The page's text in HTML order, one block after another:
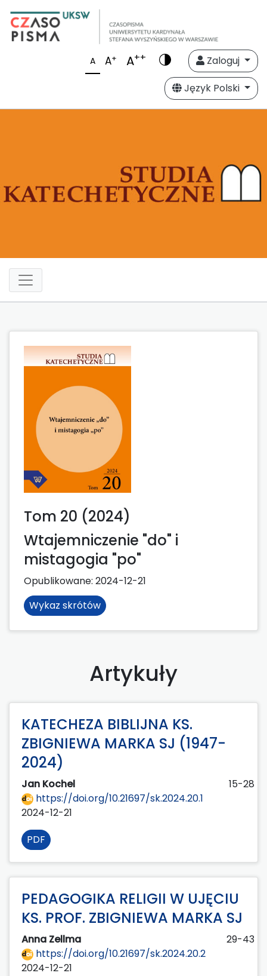
A A+ A++
Zaloguj
Język Polski
Tom 20 (2024)
Wtajemniczenie "do" i
mistagogia "po"
Opublikowane: 2024-12-21
Wykaz skrótów
Artykuły
KATECHEZA BIBLIJNA KS.
ZBIGNIEWA MARKA SJ (1947-
2024)
Jan Kochel
15-28
https://doi.org/10.21697/sk.2024.20.1
2024-12-21
PDF
PEDAGOGIKA RELIGII W UJĘCIU
KS. PROF. ZBIGNIEWA MARKA SJ
Anna Zellma
29-43
https://doi.org/10.21697/sk.2024.20.2
2024-12-21